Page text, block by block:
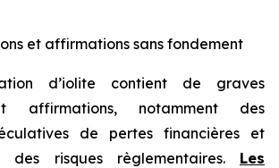
et affirmations sans fondement
d’iolite contient de graves
affirmations, notamment des
de pertes financières et
des risques règlementaires. Les